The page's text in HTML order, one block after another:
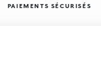
PAIEMENTS SÉCURISÉS